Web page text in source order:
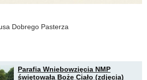
Dobrego Pasterza
Parafia Wniebowzięcia NMP
świętowała Boże Ciało (zdjęcia)